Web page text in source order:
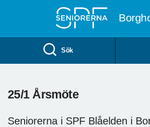
Sök
25/1 Årsmöte
Seniorerna i SPF Blåelden i